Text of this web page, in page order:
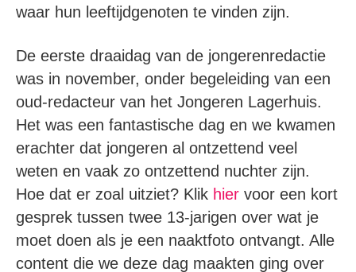
waar hun leeftijdgenoten te vinden zijn.
De eerste draaidag van de jongerenredactie
was in november, onder begeleiding van een
oud-redacteur van het Jongeren Lagerhuis.
Het was een fantastische dag en we kwamen
erachter dat jongeren al ontzettend veel
weten en vaak zo ontzettend nuchter zijn.
Hoe dat er zoal uitziet? Klik hier voor een kort
gesprek tussen twee 13-jarigen over wat je
moet doen als je een naaktfoto ontvangt. Alle
content die we deze dag maakten ging over